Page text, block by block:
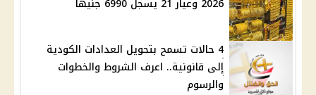
4 حالات تسمح بتحويل العدادات الكودية
إلى قانونية.. اعرف الشروط والخطوات
والرسوم